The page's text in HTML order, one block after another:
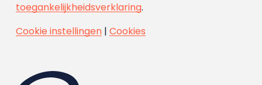
toegankelijkheidsverklaring.
Cookie instellingen| Cookies